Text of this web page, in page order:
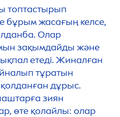
топтастырып
бұрым жасағың келсе,
Олар
зақымдайды және
етеді. Жиналған
тұратын
қолданған дұрыс.
зиян
өте қолайлы: олар